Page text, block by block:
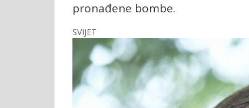
pronađene bombe.
SVIJET